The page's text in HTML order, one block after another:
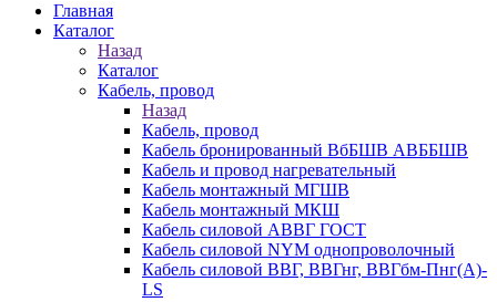
Главная
Каталог
Назад
Каталог
Кабель, провод
Назад
Кабель, провод
Кабель бронированный ВбБШВ АВББШВ
Кабель и провод нагревательный
Кабель монтажный МГШВ
Кабель монтажный МКШ
Кабель силовой АВВГ ГОСТ
Кабель силовой NYM однопроволочный
Кабель силовой ВВГ, ВВГнг, ВВГбм-Пнг(А)-
LS